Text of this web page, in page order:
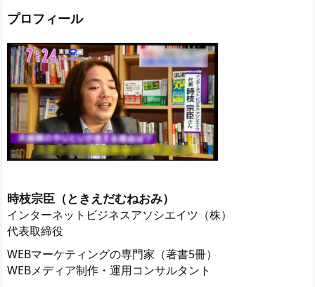
プロフィール
時枝宗臣（ときえだむねおみ）
インターネットビジネスアソシエイツ（株）
代表取締役
WEBマーケティングの専門家（著書5冊）
WEBメディア制作・運用コンサルタント